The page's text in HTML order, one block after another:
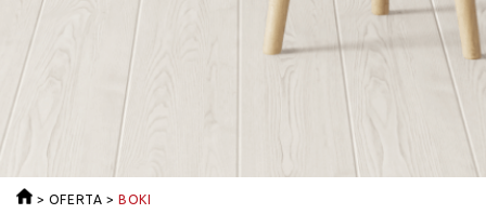
> OFERTA >BOKI